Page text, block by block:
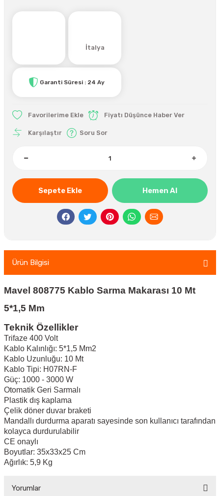
İtalya
Garanti Süresi : 24 Ay
Fiyatı Düşünce Haber Ver
Karşılaştır Soru Sor
Sepete Ekle Hemen Al
Ürün Bilgisi
Mavel 808775 Kablo Sarma Makarası 10 Mt
5*1,5 Mm
Teknik Özellikler
Trifaze 400 Volt
Kablo Kalınlığı: 5*1,5 Mm2
Kablo Uzunluğu: 10 Mt
Kablo Tipi: H07RN-F
Güç: 1000 - 3000 W
Otomatik Geri Sarmalı
Plastik dış kaplama
Çelik döner duvar braketi
Mandallı durdurma aparatı sayesinde son kullanıcı tarafından
kolayca durdurulabilir
CE onaylı
Boyutlar: 35x33x25 Cm
Ağırlık: 5,9 Kg
Yorumlar